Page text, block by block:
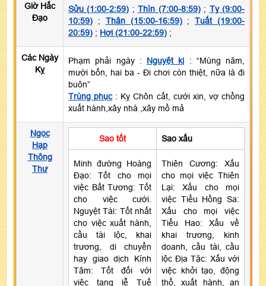
Giờ Hắc
Đạo
Sửu (1:00-2:59) ;Thìn (7:00-8:59); Tỵ (9:00-
10:59) ; Thân (15:00-16:59);Tuất (19:00-
20:59) ; Hợi (21:00-22:59) ;
Các Ngày
Kỵ
Phạm phải ngày : Nguyệt kị : “Mùng năm,
mười bốn, hai ba - Đi chơi còn thiệt, nữa là đi
buôn”
Trùng phục: Kỵ Chôn cất, cưới xin, vợ chồng
xuất hành,xây nhà ,xây mồ mả
Ngọc
Hạp
Thông
Thư
Sao tốt Sao xấu
Minh đường Hoàng
Đạo: Tốt cho mọi
việc Bất Tương: Tốt
cho việc cưới.
Nguyệt Tài: Tốt nhất
cho việc xuất hành,
cầu tài lộc, khai
trương, di chuyển
hay giao dịch Kính
Tâm: Tốt đối với
việc tang lễ Tuế
Thiên Cương: Xấu
cho mọi việc Thiên
Lại: Xấu cho mọi
việc Tiểu Hồng Sa:
Xấu cho mọi việc
Tiểu Hao: Xấu về
khai trương, kinh
doanh, cầu tài, cầu
lộc Địa Tặc: Xấu với
việc khởi tạo, động
thổ, xuất hành, an